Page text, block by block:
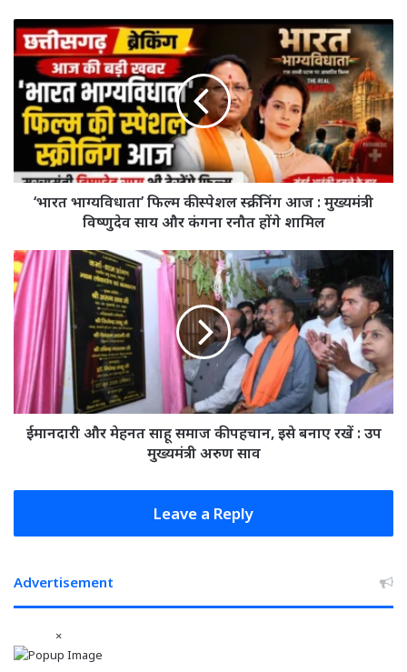
‘भारत
भाग्यविधाता’
फिल्म
की
स्पेशल
स्क्रीनिंग
आज
मुख्यमंत्री
विष्णुदेव
कंगना
रनौत
होंगे
शामिल
‘भारत भाग्यविधाता’ फिल्म की स्पेशल स्क्रीनिंग आज : मुख्यमंत्री
विष्णुदेव साय और कंगना रनौत होंगे शामिल
ईमानदारी
और
मेहनत
साहू
समाज
की
पहचान,
इसे
बनाए
रखें
मुख्यमंत्री
ईमानदारी और मेहनत साहू समाज की पहचान, इसे बनाए रखें : उप
मुख्यमंत्री अरुण साव
Leave a Reply
Advertisement
×